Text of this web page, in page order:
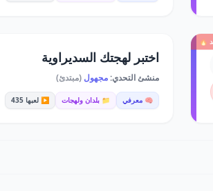
🔥
اختبر لهجتك السديراوية
منشئ التحدي:مجهول(مبتدئ)
🧠 معرفي 📁 بلدان ولهجات ▶️ لعبها 435